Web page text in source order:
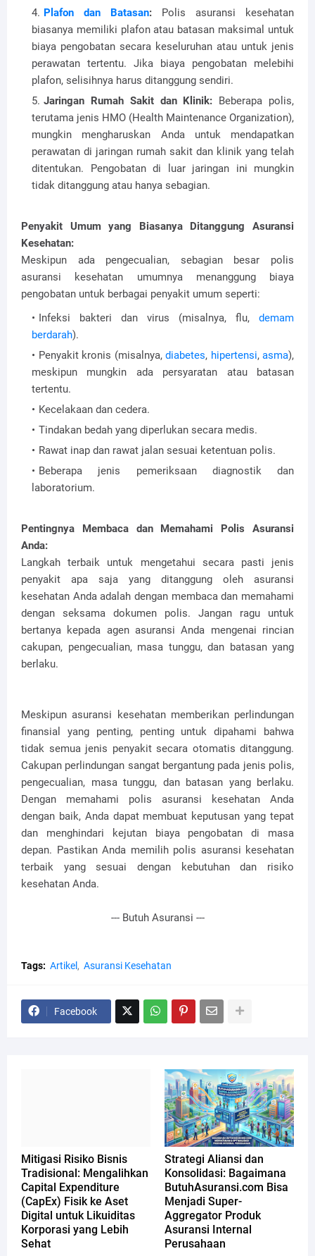
Plafon dan Batasan: Polis asuransi kesehatan
biasanya memiliki plafon atau batasan maksimal untuk
biaya pengobatan secara keseluruhan atau untuk jenis
perawatan tertentu. Jika biaya pengobatan melebihi
plafon, selisihnya harus ditanggung sendiri.
Jaringan Rumah Sakit dan Klinik: Beberapa polis,
terutama jenis HMO (Health Maintenance Organization),
mungkin mengharuskan Anda untuk mendapatkan
perawatan di jaringan rumah sakit dan klinik yang telah
ditentukan. Pengobatan di luar jaringan ini mungkin
tidak ditanggung atau hanya sebagian.
Penyakit Umum yang Biasanya Ditanggung Asuransi
Kesehatan:
Meskipun ada pengecualian, sebagian besar polis
asuransi kesehatan umumnya menanggung biaya
pengobatan untuk berbagai penyakit umum seperti:
Infeksi bakteri dan virus (misalnya, flu, demam
berdarah).
Penyakit kronis (misalnya,diabetes, hipertensi,asma),
meskipun mungkin ada persyaratan atau batasan
tertentu.
Kecelakaan dan cedera.
Tindakan bedah yang diperlukan secara medis.
Rawat inap dan rawat jalan sesuai ketentuan polis.
Beberapa jenis pemeriksaan diagnostik dan
laboratorium.
Pentingnya Membaca dan Memahami Polis Asuransi
Anda:
Langkah terbaik untuk mengetahui secara pasti jenis
penyakit apa saja yang ditanggung oleh asuransi
kesehatan Anda adalah dengan membaca dan memahami
dengan seksama dokumen polis. Jangan ragu untuk
bertanya kepada agen asuransi Anda mengenai rincian
cakupan, pengecualian, masa tunggu, dan batasan yang
berlaku.
Meskipun asuransi kesehatan memberikan perlindungan
finansial yang penting, penting untuk dipahami bahwa
tidak semua jenis penyakit secara otomatis ditanggung.
Cakupan perlindungan sangat bergantung pada jenis polis,
pengecualian, masa tunggu, dan batasan yang berlaku.
Dengan memahami polis asuransi kesehatan Anda
dengan baik, Anda dapat membuat keputusan yang tepat
dan menghindari kejutan biaya pengobatan di masa
depan. Pastikan Anda memilih polis asuransi kesehatan
terbaik yang sesuai dengan kebutuhan dan risiko
kesehatan Anda.
--- Butuh Asuransi ---
Tags: Artikel Asuransi Kesehatan
Facebook
Mitigasi Risiko Bisnis
Tradisional: Mengalihkan
Capital Expenditure
(CapEx) Fisik ke Aset
Digital untuk Likuiditas
Korporasi yang Lebih
Sehat
Strategi Aliansi dan
Konsolidasi: Bagaimana
ButuhAsuransi.com Bisa
Menjadi Super-
Aggregator Produk
Asuransi Internal
Perusahaan